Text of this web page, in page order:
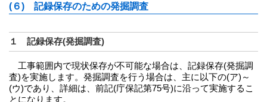
(６) 記録保存のための発掘調査
１ 記録保存(発掘調査)
工事範囲内で現状保存が不可能な場合は、記録保存(発掘調
査)を実施します。発掘調査を行う場合は、主に以下の(ア)～
(ウ)であり、詳細は、前記(庁保記第75号)に沿って実施するこ
とになります。